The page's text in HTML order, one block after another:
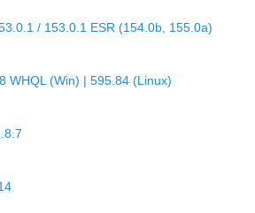
/ 153.0.1 ESR (154.0b, 155.0a)
WHQL (Win) | 595.84 (Linux)